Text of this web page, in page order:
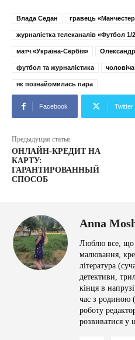
Влада Седан гравець «Манчестер
журналістка телеканалів «Футбол 1/
матч «Україна-Сербія»
футбол та журналістика
як познайомилась пара
Facebook Twitter
Предыдущая статья
ОНЛАЙН-КРЕДИТ НА
КАРТУ:
ГАРАНТИРОВАННЫЙ
СПОСОБ
Anna
Люблю все, що
малювання,
література
детективи,
кінця в
час з родиною
роботу
розвиватися у